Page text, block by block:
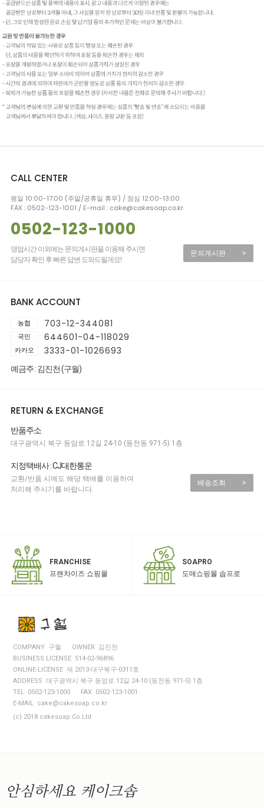
CALL CENTER
평일 10:00-17:00 (주말/공휴일 휴무) / 점심 12:00-13:00
FAX : 0502-123-1001 / E-mail : cake@cakesoap.co.kr
0502-123-1000
영업시간 이외에는 문의게시판을 이용해 주시면
담당자 확인 후 빠른 답변 도와드릴게요!
문의게시판 >
BANK ACCOUNT
농협 703-12-344081
국민 644601-04-118029
카카오 3333-01-1026693
예금주 : 김진천 (구월)
RETURN & EXCHANGE
반품주소
대구광역시 북구 동암로 12길 24-10 (동천동 971-5) 1층
지정택배사 : CJ대한통운
교환/반품 시에도 해당 택배를 이용하여
처리해 주시기를 바랍니다.
배송조회 >
FRANCHISE
프랜차이즈 쇼핑몰
SOAPRO
도매쇼핑몰 솝프로
COMPANY 구월
OWNER 김진천
BUSINESS LICENSE 514-02-96896
ONLINE-LICENSE 제 2013-대구북구-0311호
ADDRESS 대구광역시 북구 동암로 12길 24-10 (동천동 971-5) 1층
TEL 0502-123-1000
FAX 0502-123-1001
E-MAIL cake@cakesoap.co.kr
(c) 2018 cakesoap Co.Ltd
안심하세요 케이크솝